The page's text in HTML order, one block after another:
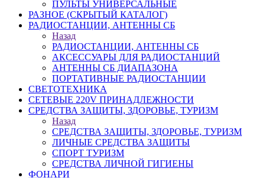
ПУЛЬТЫ УНИВЕРСАЛЬНЫЕ
РАЗНОЕ (СКРЫТЫЙ КАТАЛОГ)
РАДИОСТАНЦИИ, АНТЕННЫ CБ
Назад
РАДИОСТАНЦИИ, АНТЕННЫ CБ
АКСЕССУАРЫ ДЛЯ РАДИОСТАНЦИЙ
АНТЕННЫ CБ ДИАПАЗОНА
ПОРТАТИВНЫЕ РАДИОСТАНЦИИ
СВЕТОТЕХНИКА
СЕТЕВЫЕ 220V ПРИНАДЛЕЖНОСТИ
СРЕДСТВА ЗАЩИТЫ, ЗДОРОВЬЕ, ТУРИЗМ
Назад
СРЕДСТВА ЗАЩИТЫ, ЗДОРОВЬЕ, ТУРИЗМ
ЛИЧНЫЕ СРЕДСТВА ЗАЩИТЫ
СПОРТ ТУРИЗМ
СРЕДСТВА ЛИЧНОЙ ГИГИЕНЫ
ФОНАРИ